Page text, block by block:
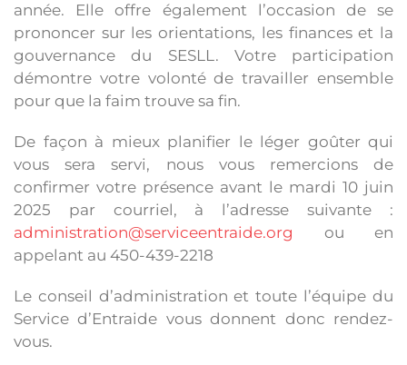
année. Elle offre également l’occasion de se
prononcer sur les orientations, les finances et la
gouvernance du SESLL. Votre participation
démontre votre volonté de travailler ensemble
pour que la faim trouve sa fin.
De façon à mieux planifier le léger goûter qui
vous sera servi, nous vous remercions de
confirmer votre présence avant le mardi 10 juin
2025 par courriel, à l’adresse suivante :
administration@serviceentraide.org ou en
appelant au 450-439-2218
Le conseil d’administration et toute l’équipe du
Service d’Entraide vous donnent donc rendez-
vous.